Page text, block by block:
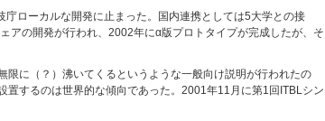
ローカルな開発に止まった。国内連携としては5大学との接
アの開発が行われ、2002年にα版プロトタイプが完成したが、そ
に（？）沸いてくるというような一般向け説明が行われたの
するのは世界的な傾向であった。2001年11月に第1回ITBLシン